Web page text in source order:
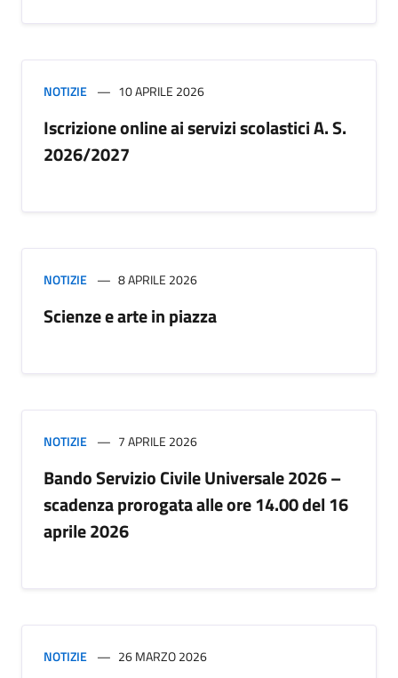
NOTIZIE 10 APRILE 2026
Iscrizione online ai servizi scolastici A. S.
2026/2027
NOTIZIE 8 APRILE 2026
Scienze e arte in piazza
NOTIZIE 7 APRILE 2026
Bando Servizio Civile Universale 2026 –
scadenza prorogata alle ore 14.00 del 16
aprile 2026
NOTIZIE 26 MARZO 2026